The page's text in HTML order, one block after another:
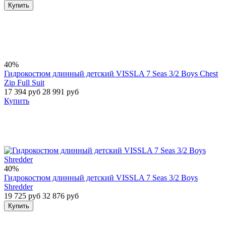
Купить
40%
Гидрокостюм длинный детский VISSLA 7 Seas 3/2 Boys Chest
Zip Full Suit
17 394 руб 28 991 руб
Купить
40%
Гидрокостюм длинный детский VISSLA 7 Seas 3/2 Boys
Shredder
19 725 руб 32 876 руб
Купить